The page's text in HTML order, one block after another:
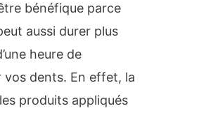
bénéfique parce
aussi durer plus
heure de
dents. En effet, la
produits appliqués